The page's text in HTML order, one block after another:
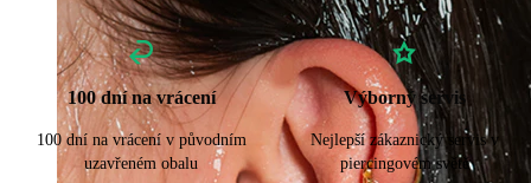
100 dní na vrácení
100 dní na vrácení v původním
uzavřeném obalu
Výborný servis
Nejlepší zákaznický servis v
piercingovém světě